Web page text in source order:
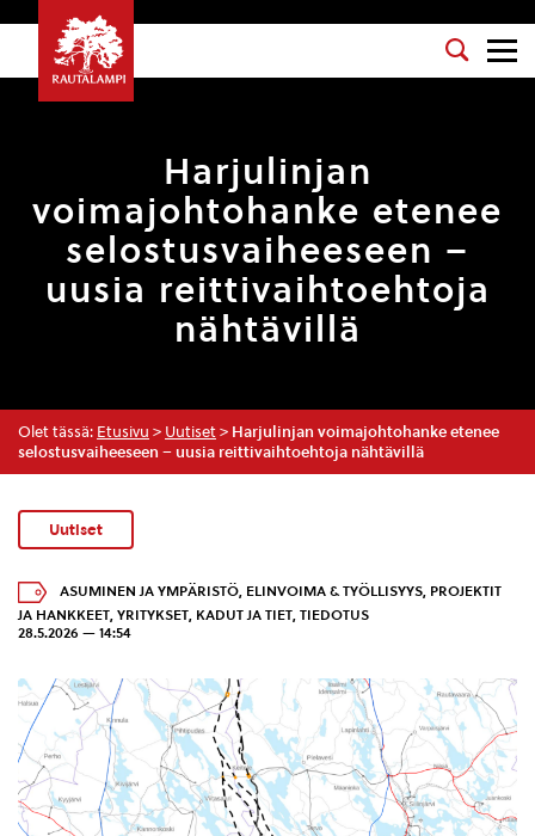
Harjulinjan
voimajohtohanke etenee
selostusvaiheeseen –
uusia reittivaihtoehtoja
nähtävillä
Olet tässä: Etusivu > Uutiset > Harjulinjan voimajohtohanke etenee
selostusvaiheeseen – uusia reittivaihtoehtoja nähtävillä
Uutiset
ASUMINEN JA YMPÄRISTÖ, ELINVOIMA & TYÖLLISYYS, PROJEKTIT
JA HANKKEET YRITYKSET KADUT JA TIET TIEDOTUS
28.5.2026 — 14:54